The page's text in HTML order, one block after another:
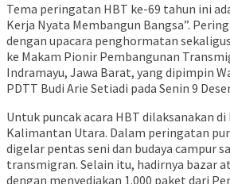
Tema peringatan HBT ke-69 tahun ini
Kerja Nyata Membangun Bangsa”.
dengan upacara penghormatan
ke Makam Pionir Pembangunan
Indramayu, Jawa Barat, yang dipimpin
PDTT Budi Arie Setiadi pada Senin 9
Untuk puncak acara HBT dilaksanakan
Kalimantan Utara. Dalam peringatan
digelar pentas seni dan budaya campur
transmigran. Selain itu, hadirnya bazar
dengan menyediakan 1.000 paket dari